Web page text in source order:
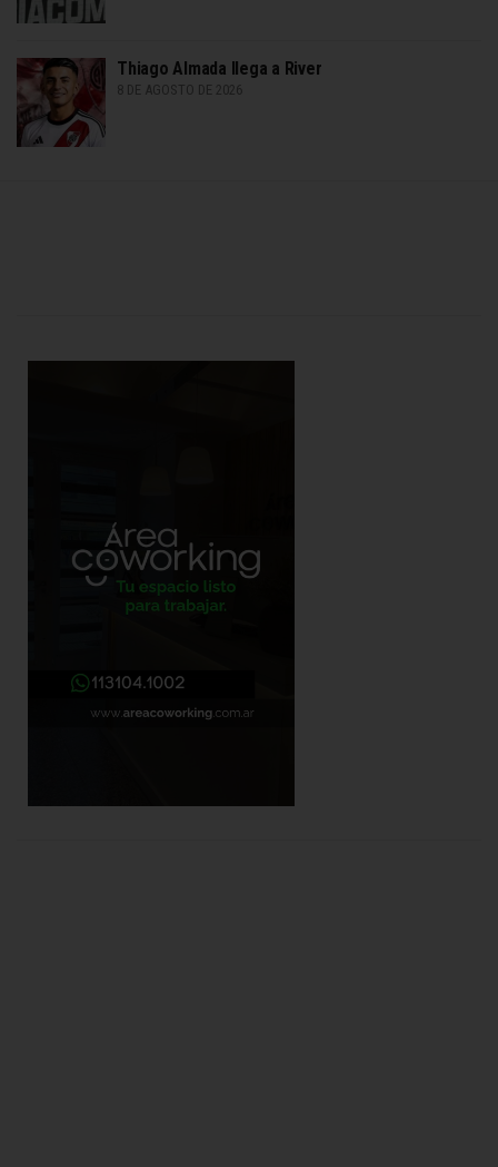
Thiago Almada llega a River
8 DE AGOSTO DE 2026